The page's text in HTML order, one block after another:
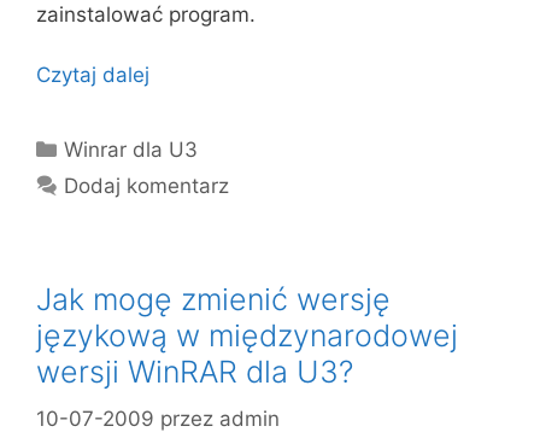
zainstalować program.
Czytaj dalej
Kategorie
Winrar dla U3
Dodaj komentarz
Jak mogę zmienić wersję
językową w międzynarodowej
wersji WinRAR dla U3?
10-07-2009 przez admin